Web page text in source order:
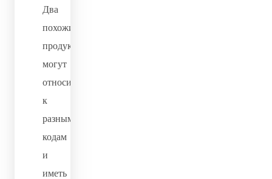
Два
похожих
продукта
могут
относиться
к
разным
кодам
и
иметь